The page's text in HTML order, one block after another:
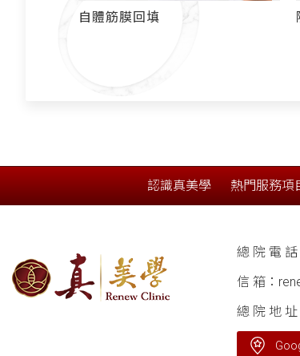
隱痕提眉眼尾
認識真美學 熱門服務項
總 院 電 話
信 箱：
總 院 地